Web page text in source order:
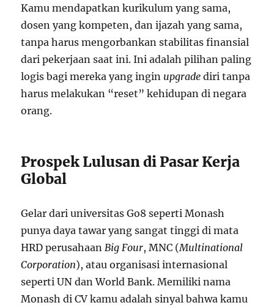
Kamu mendapatkan kurikulum yang sama,
dosen yang kompeten, dan ijazah yang sama,
tanpa harus mengorbankan stabilitas finansial
dari pekerjaan saat ini. Ini adalah pilihan paling
logis bagi mereka yang ingin upgrade diri tanpa
harus melakukan “reset” kehidupan di negara
orang.
Prospek Lulusan di Pasar Kerja
Global
Gelar dari universitas Go8 seperti Monash
punya daya tawar yang sangat tinggi di mata
HRD perusahaanBig Four, MNC (Multinational
Corporation), atau organisasi internasional
seperti UN dan World Bank. Memiliki nama
Monash di CV kamu adalah sinyal bahwa kamu